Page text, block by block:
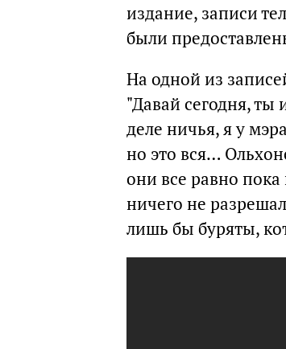
издание, записи
были
На одной из
"Давай сегодня, ты
деле ничья, я у
но это вся…
они все равно пока
ничего не
лишь бы буряты,